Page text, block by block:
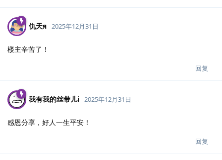
仇天я 2025年12月31日
楼主辛苦了！
回复
我有我的丝带儿i 2025年12月31日
感恩分享，好人一生平安！
回复